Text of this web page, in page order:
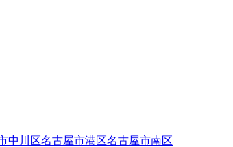
中川区名古屋市港区名古屋市南区